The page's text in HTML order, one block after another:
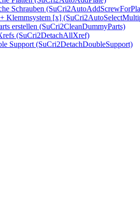
Schrauben
Klemmsystem [x]
erstellen (SuCri2CleanDummyParts)
(SuCri2DetachAllXref)
Support (SuCri2DetachDoubleSupport)